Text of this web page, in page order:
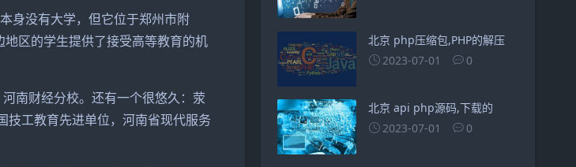
身没有大学，但它位于郑州市附
区的学生提供了接受高等教育的机
南财经分校。还有一个很悠久：荥
技工教育先进单位，河南省现代服务
北京 php压缩包,PHP的解压
2023-07-01
0
北京 api php源码,下载的
2023-07-01
0